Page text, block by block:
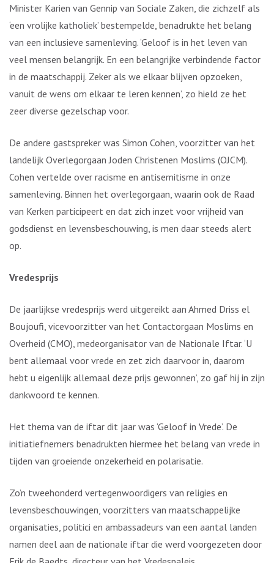
Minister Karien van Gennip van Sociale Zaken, die zichzelf als
‘een vrolijke katholiek’ bestempelde, benadrukte het belang
van een inclusieve samenleving. ‘Geloof is in het leven van
veel mensen belangrijk. En een belangrijke verbindende factor
in de maatschappij. Zeker als we elkaar blijven opzoeken,
vanuit de wens om elkaar te leren kennen’, zo hield ze het
zeer diverse gezelschap voor.
De andere gastspreker was Simon Cohen, voorzitter van het
landelijk Overlegorgaan Joden Christenen Moslims (OJCM).
Cohen vertelde over racisme en antisemitisme in onze
samenleving. Binnen het overlegorgaan, waarin ook de Raad
van Kerken participeert en dat zich inzet voor vrijheid van
godsdienst en levensbeschouwing, is men daar steeds alert
op.
Vredesprijs
De jaarlijkse vredesprijs werd uitgereikt aan Ahmed Driss el
Boujoufi, vicevoorzitter van het Contactorgaan Moslims en
Overheid (CMO), medeorganisator van de Nationale Iftar. ‘U
bent allemaal voor vrede en zet zich daarvoor in, daarom
hebt u eigenlijk allemaal deze prijs gewonnen’, zo gaf hij in zijn
dankwoord te kennen.
Het thema van de iftar dit jaar was ‘Geloof in Vrede’. De
initiatiefnemers benadrukten hiermee het belang van vrede in
tijden van groeiende onzekerheid en polarisatie.
Zo’n tweehonderd vertegenwoordigers van religies en
levensbeschouwingen, voorzitters van maatschappelijke
organisaties, politici en ambassadeurs van een aantal landen
namen deel aan de nationale iftar die werd voorgezeten door